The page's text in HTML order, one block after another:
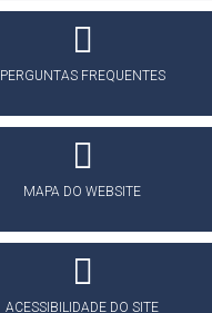
PERGUNTAS FREQUENTES
MAPA DO WEBSITE
ACESSIBILIDADE DO SITE